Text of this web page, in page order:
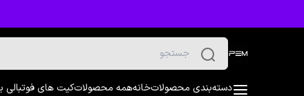
دسته‌بندی محصولاتخانههمه محصولاتکیت های فوتبالی